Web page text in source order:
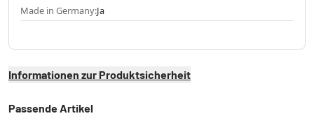
Made in Germany:Ja
Informationen zur Produktsicherheit
Passende Artikel